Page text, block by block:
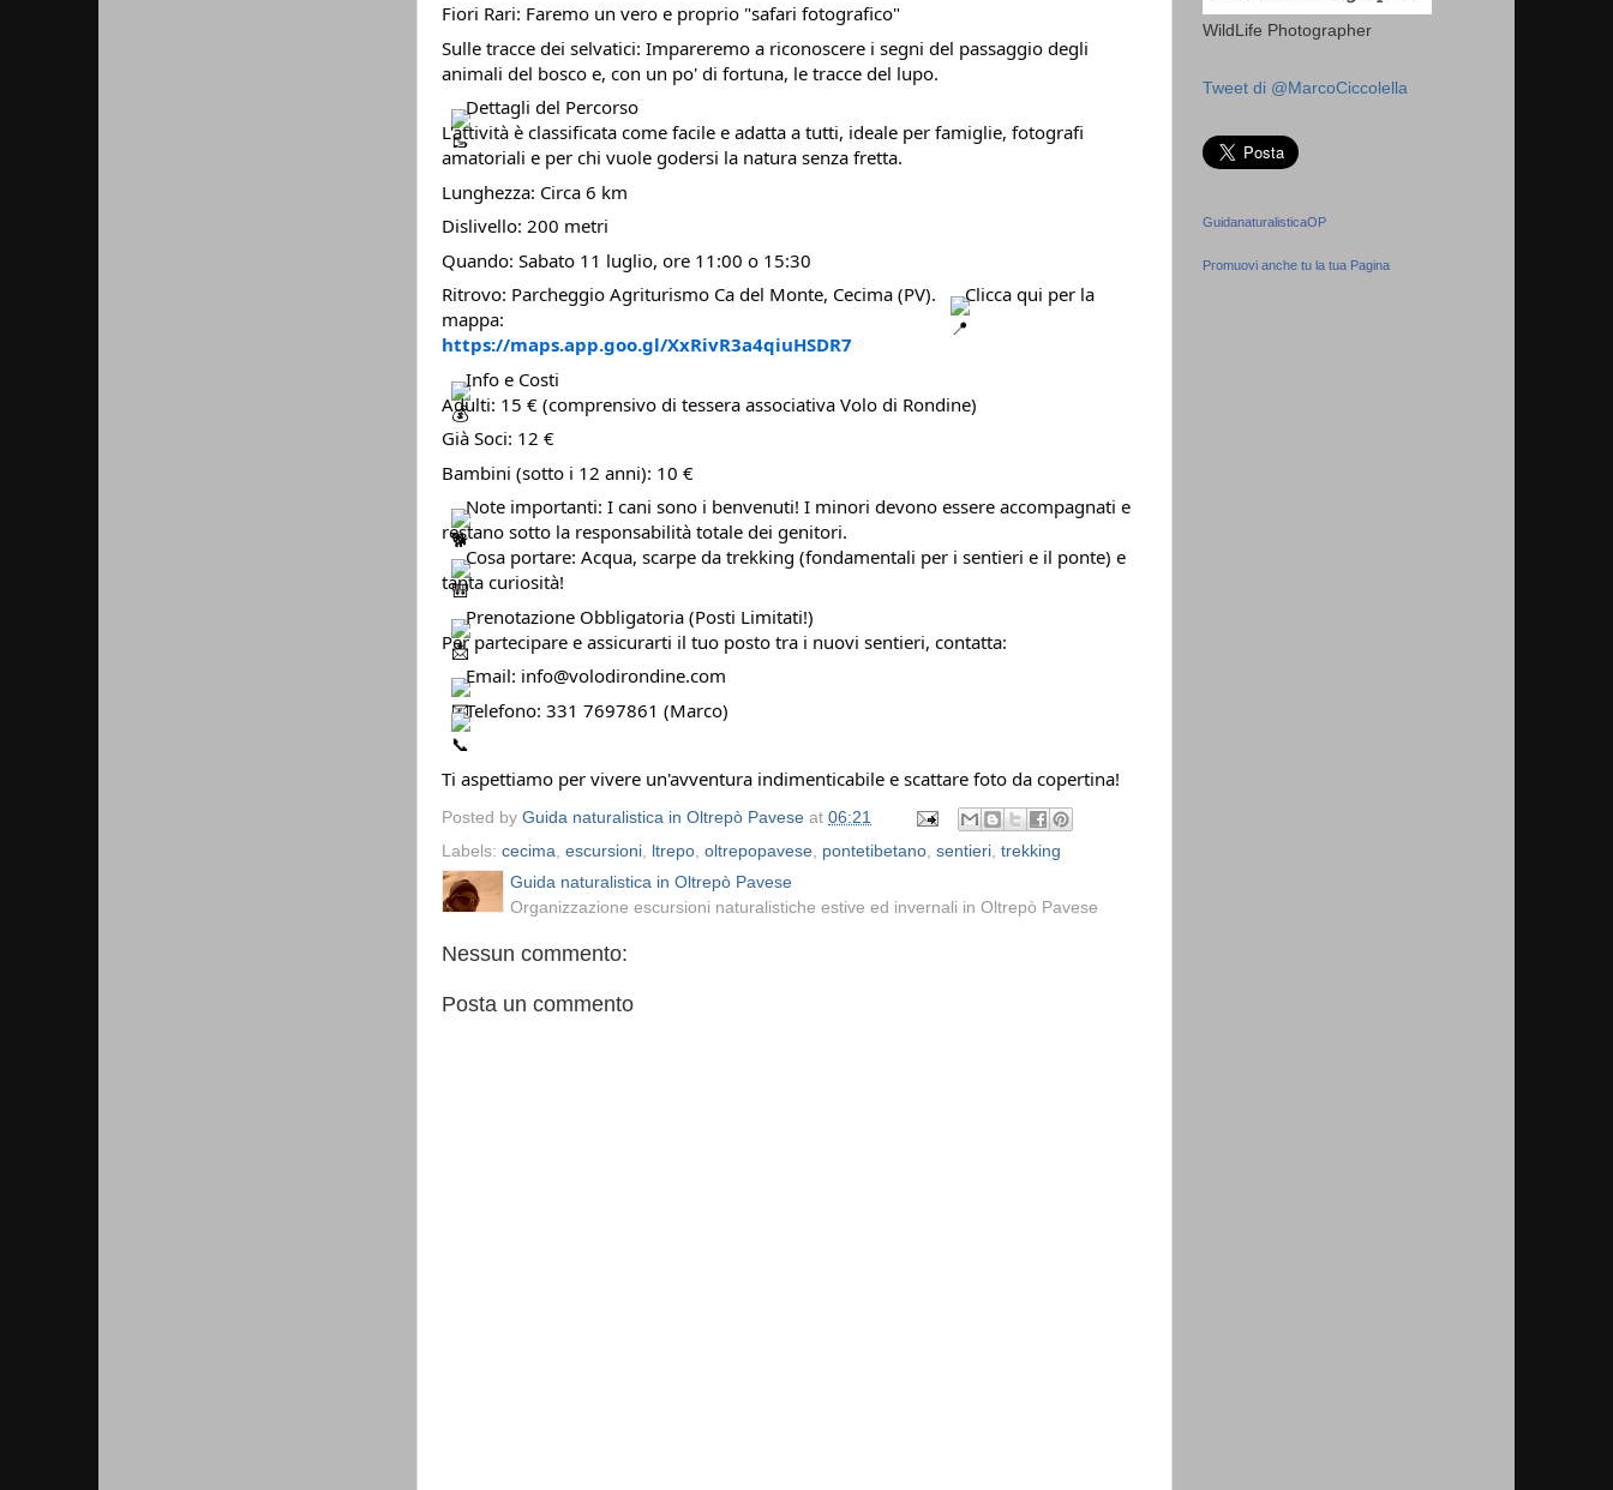
Fiori Rari: Faremo un vero e proprio "safari fotografico"
Sulle tracce dei selvatici: Impareremo a riconoscere i segni del passaggio degli
animali del bosco e, con un po' di fortuna, le tracce del lupo.
Dettagli del Percorso
L'attività è classificata come facile e adatta a tutti, ideale per famiglie, fotografi
amatoriali e per chi vuole godersi la natura senza fretta.
Lunghezza: Circa 6 km
Dislivello: 200 metri
Quando: Sabato 11 luglio, ore 11:00 o 15:30
Ritrovo: Parcheggio Agriturismo Ca del Monte, Cecima (PV).
Clicca qui per la
mappa:
https://maps.app.goo.gl/XxRivR3a4qiuHSDR7
Info e Costi
Adulti: 15 € (comprensivo di tessera associativa Volo di Rondine)
Già Soci: 12 €
Bambini (sotto i 12 anni): 10 €
Note importanti: I cani sono i benvenuti! I minori devono essere accompagnati e
restano sotto la responsabilità totale dei genitori.
Cosa portare: Acqua, scarpe da trekking (fondamentali per i sentieri e il ponte) e
tanta curiosità!
Prenotazione Obbligatoria (Posti Limitati!)
Per partecipare e assicurarti il tuo posto tra i nuovi sentieri, contatta:
Email: info@volodirondine.com
Telefono: 331 7697861 (Marco)
Ti aspettiamo per vivere un'avventura indimenticabile e scattare foto da copertina!
Posted by Guida naturalistica in Oltrepò Pavese at 06:21
Labels: cecima, escursioni, ltrepo, oltrepopavese, pontetibetano, sentieri, trekking
Guida naturalistica in Oltrepò Pavese
Organizzazione escursioni naturalistiche estive ed invernali in Oltrepò Pavese
Nessun commento:
Posta un commento
WildLife Photographer
Tweet di @MarcoCiccolella
GuidanaturalisticaOP
Promuovi anche tu la tua Pagina